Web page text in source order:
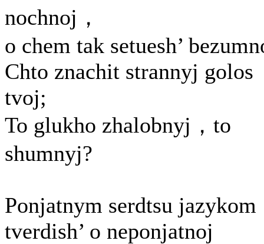
nochnoj，
o chem tak setuesh’
Chto znachit strannyj golos
tvoj;
To glukho zhalobnyj，to
shumnyj?
Ponjatnym serdtsu jazykom
tverdish’ o neponjatnoj